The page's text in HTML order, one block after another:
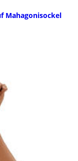
Mahagonisockel